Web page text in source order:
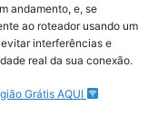
andamento, e, se
ao roteador usando um
interferências e
real da sua conexão.
Grátis AQUI